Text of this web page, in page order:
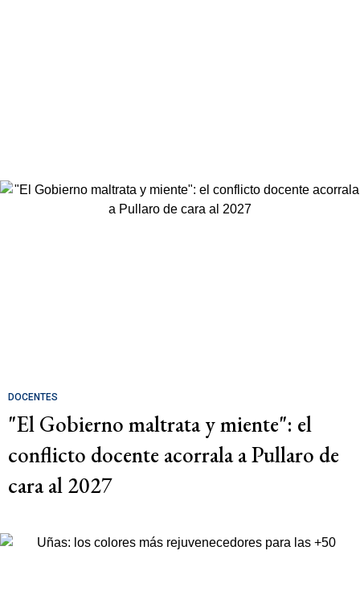
DOCENTES
"El Gobierno maltrata y miente": el
conflicto docente acorrala a Pullaro de
cara al 2027